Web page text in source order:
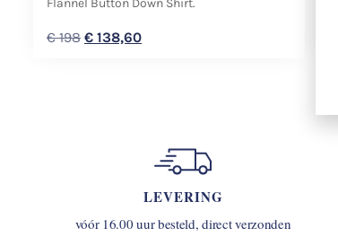
Flannel Button Down Shirt.
€198 € 138,60
LEVERING
vóór 16.00 uur besteld, direct verzonden